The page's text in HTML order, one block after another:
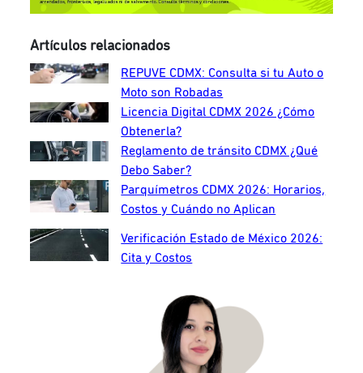
Artículos relacionados
REPUVE CDMX: Consulta si tu Auto o
Moto son Robadas
Licencia Digital CDMX 2026 ¿Cómo
Obtenerla?
Reglamento de tránsito CDMX ¿Qué
Debo Saber?
Parquímetros CDMX 2026: Horarios,
Costos y Cuándo no Aplican
Verificación Estado de México 2026:
Cita y Costos